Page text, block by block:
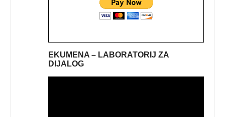
EKUMENA – LABORATORIJ ZA
DIJALOG